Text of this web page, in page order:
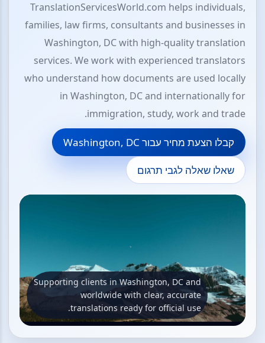
TranslationServicesWorld.com helps individuals,
families, law firms, consultants and businesses in
Washington, DC with high-quality translation
services. We work with experienced translators
who understand how documents are used locally
in Washington, DC and internationally for
immigration, study, work and trade.
קבלו הצעת מחיר עבור Washington, DC
שאלו שאלה לגבי תרגום
Supporting clients in Washington, DC and
worldwide with clear, accurate
translations ready for official use.